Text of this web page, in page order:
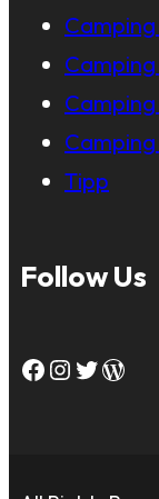
Tipp
Follow Us
Facebook Instagram Twitter WordPress